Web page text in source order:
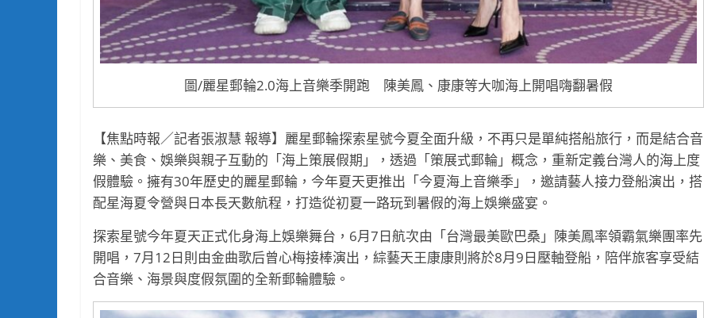
圖/麗星郵輪2.0海上音樂季開跑 陳美鳳、康康等大咖海上開唱嗨翻暑假
【焦點時報／記者張淑慧 報導】麗星郵輪探索星號今夏全面升級，不再只是單純搭船旅行，而是結合音
樂、美食、娛樂與親子互動的「海上策展假期」，透過「策展式郵輪」概念，重新定義台灣人的海上度
假體驗。擁有30年歷史的麗星郵輪，今年夏天更推出「今夏海上音樂季」，邀請藝人接力登船演出，搭
配星海夏令營與日本長天數航程，打造從初夏一路玩到暑假的海上娛樂盛宴。
探索星號今年夏天正式化身海上娛樂舞台，6月7日航次由「台灣最美歐巴桑」陳美鳳率領霸氣樂團率先
開唱，7月12日則由金曲歌后曾心梅接棒演出，綜藝天王康康則將於8月9日壓軸登船，陪伴旅客享受結
合音樂、海景與度假氛圍的全新郵輪體驗。